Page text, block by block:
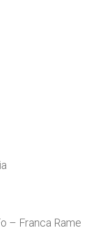
– Franca Rame